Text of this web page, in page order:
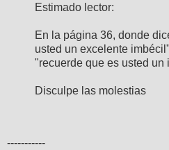
Estimado lector:
En la página 36, donde
usted un excelente
"recuerde que es usted un
Disculpe las molestias
-----------